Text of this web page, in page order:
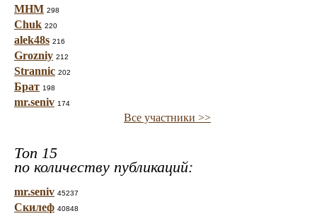
МНМ 298
Chuk 220
alek48s 216
Grozniy 212
Strannic 202
Брат 198
mr.seniv 174
Все участники >>
Топ 15
по количеству публикаций:
mr.seniv 45237
Скилеф 40848